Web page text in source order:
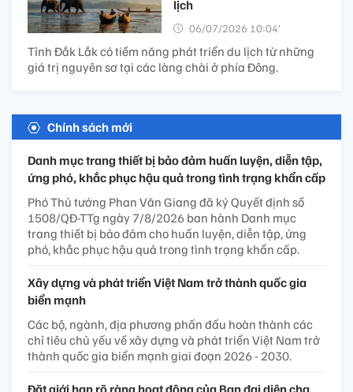
lịch
06/07/2026 10:04’
Tỉnh Đắk Lắk có tiềm năng phát triển du lịch từ những
giá trị nguyên sơ tại các làng chài ở phía Đông.
Chính sách mới
Danh mục trang thiết bị bảo đảm huấn luyện, diễn tập,
ứng phó, khắc phục hậu quả trong tình trạng khẩn cấp
Phó Thủ tướng Phan Văn Giang đã ký Quyết định số
1508/QĐ-TTg ngày 7/8/2026 ban hành Danh mục
trang thiết bị bảo đảm cho huấn luyện, diễn tập, ứng
phó, khắc phục hậu quả trong tình trạng khẩn cấp.
Xây dựng và phát triển Việt Nam trở thành quốc gia
biển mạnh
Các bộ, ngành, địa phương phấn đấu hoàn thành các
chỉ tiêu chủ yếu về xây dựng và phát triển Việt Nam trở
thành quốc gia biển mạnh giai đoạn 2026 - 2030.